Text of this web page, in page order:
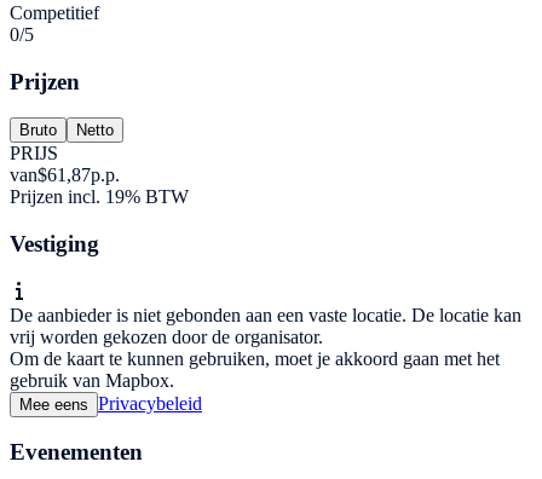
Competitief
0/5
Prijzen
Bruto Netto
PRIJS
van$61,87p.p.
Prijzen incl. 19% BTW
Vestiging
De aanbieder is niet gebonden aan een vaste locatie. De locatie kan
vrij worden gekozen door de organisator.
Om de kaart te kunnen gebruiken, moet je akkoord gaan met het
gebruik van Mapbox.
Mee eens Privacybeleid
Evenementen